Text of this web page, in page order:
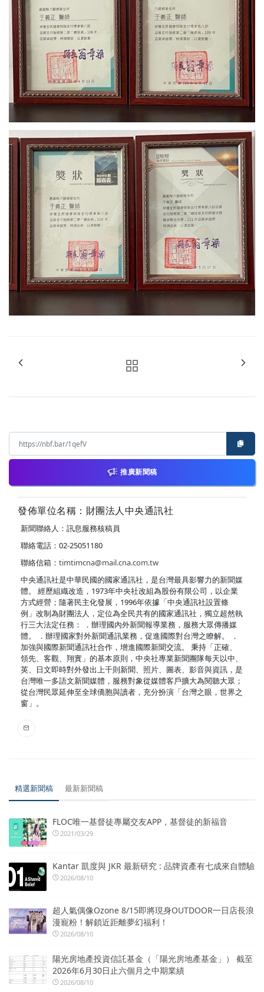
推廣新聞稿
發佈單位名稱：財團法人中央通訊社
新聞聯絡人：訊息服務核稿員
聯絡電話：02-25051180
聯絡信箱： timtimcna@mail.cna.com.tw
中央通訊社是中華民國的國家通訊社，是台灣最具影響力的新聞媒
體。 經歷組織改造，1973年中央社改組為股份有限公司，以企業
方式經營；隨著民主化發展，1996年依據「中央通訊社設置條
例」改制為財團法人，定位為全民共有的國家通訊社，獨立超然執
行三大法定任務： ．辦理國內外新聞報導業務，服務大眾傳播媒
體。 ．辦理國家對外新聞通訊業務，促進國際對台灣之瞭解。 ．
加強與國際新聞通訊社合作，增進國際新聞交流。 秉持「正確、
領先、客觀、翔實」的基本原則，中央社專業新聞團隊每天以中、
英、日文即時對外發出上千則新聞、照片、圖表、影音與資訊，是
台灣唯一多語文新聞媒體，服務對象從媒體客戶擴大為閱聽大眾；
從台灣民眾延伸至全球僑胞與讀者，充分扮演「台灣之眼，世界之
窗」。
精選新聞稿 最新新聞稿
FLOC唯一基督徒專屬交友APP，基督徒的新福音
2021/03/29
Kantar 凱度與 JKR 最新研究 : 品牌資產有七成來自體驗
2026/08/10
超人氣偶像Ozone 8/15即將現身OUTDOOR一日店長浪
漫寵粉！解鎖近距離夢幻福利！
2026/08/10
陽光房地產投資信託基金（「陽光房地產基金」） 截至
2026年6月30日止六個月之中期業績
2026/08/10